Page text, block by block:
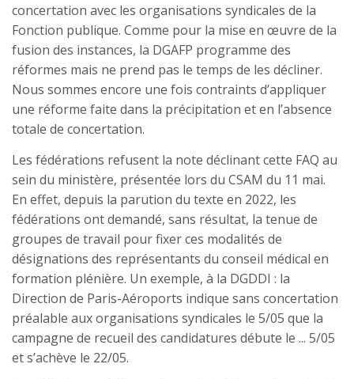
concertation avec les organisations syndicales de la
Fonction publique. Comme pour la mise en œuvre de la
fusion des instances, la DGAFP programme des
réformes mais ne prend pas le temps de les décliner.
Nous sommes encore une fois contraints d’appliquer
une réforme faite dans la précipitation et en l’absence
totale de concertation.
Les fédérations refusent la note déclinant cette FAQ au
sein du ministère, présentée lors du CSAM du 11 mai.
En effet, depuis la parution du texte en 2022, les
fédérations ont demandé, sans résultat, la tenue de
groupes de travail pour fixer ces modalités de
désignations des représentants du conseil médical en
formation plénière. Un exemple, à la DGDDI : la
Direction de Paris-Aéroports indique sans concertation
préalable aux organisations syndicales le 5/05 que la
campagne de recueil des candidatures débute le ... 5/05
et s’achève le 22/05.